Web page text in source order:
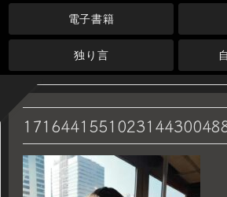
電子書籍
独り言